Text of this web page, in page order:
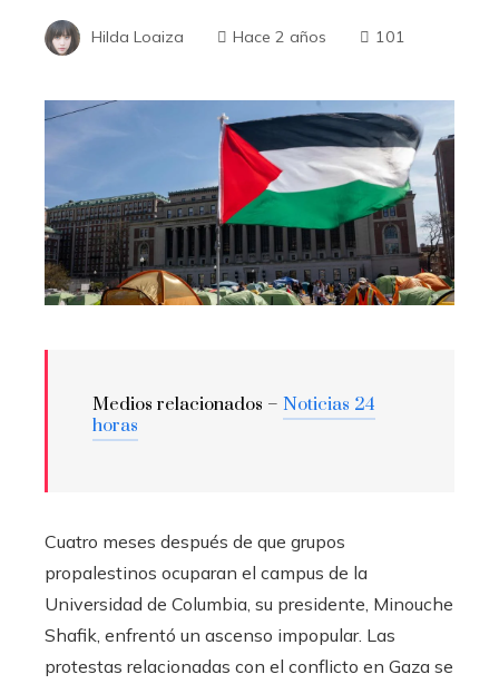
Hilda Loaiza Hace 2 años 101
Medios relacionados – Noticias 24
horas
Cuatro meses después de que grupos
propalestinos ocuparan el campus de la
Universidad de Columbia, su presidente, Minouche
Shafik, enfrentó un ascenso impopular. Las
protestas relacionadas con el conflicto en Gaza se